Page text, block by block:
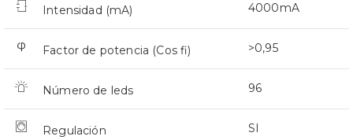
Intensidad (mA) 4000mA
Factor de potencia (Cos fi) >0,95
Número de leds 96
Regulación SI